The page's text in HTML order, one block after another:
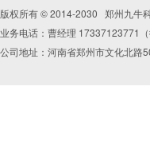
版权所有 © 2014-2030 郑州九牛
业务电话：曹经理 17337123771
公司地址：河南省郑州市文化北路